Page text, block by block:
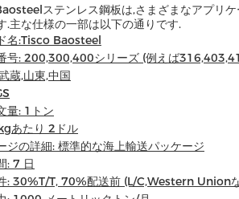
ステンレス鋼板は,さまざまなアプリ
.主な仕様の一部は以下の通りです.
名:Tisco Baosteel
号: 200,300,400シリーズ (例えば
蔵,山東,中国
量: 1トン
あたり 2ドル
ジの詳細: 標準的な海上輸送パッケージ
: 7 日
: 30%T/T, 70%配送前 (L/C,Western Union